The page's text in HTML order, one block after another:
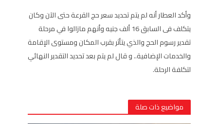
وأكد العطار أنه لم يتم تحديد سعر حج القرعة حتى الآن وكان
يتكلف فى السابق 16 ألف جنيه وأنهم مازالوا في مرحلة
تقدير رسوم الحج والذي يتأثر بقرب المكان ومستوى الإقامة
والخدمات الإضافية.. و قال لم يتم بعد تحديد التقدير النهائي
لتكلفة الرحلة.
مواضيع ذات صلة